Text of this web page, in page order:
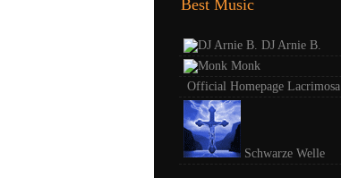
Best Music
DJ Arnie B.
Monk
Official Homepage Lacrimosa
Schwarze Welle